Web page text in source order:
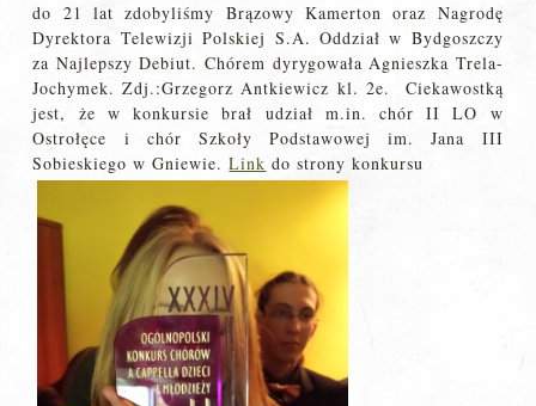
do 21 lat zdobyliśmy Brązowy Kamerton oraz Nagrodę
Dyrektora Telewizji Polskiej S.A. Oddział w Bydgoszczy
za Najlepszy Debiut. Chórem dyrygowała Agnieszka Trela-
Jochymek. Zdj.:Grzegorz Antkiewicz kl. 2e. Ciekawostką
jest, że w konkursie brał udział m.in. chór II LO w
Ostrołęce i chór Szkoły Podstawowej im. Jana III
Sobieskiego w Gniewie.Link do strony konkursu